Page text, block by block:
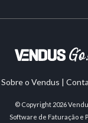
Sobre o Vendus |
© Copyright 2026
Software de Faturação e